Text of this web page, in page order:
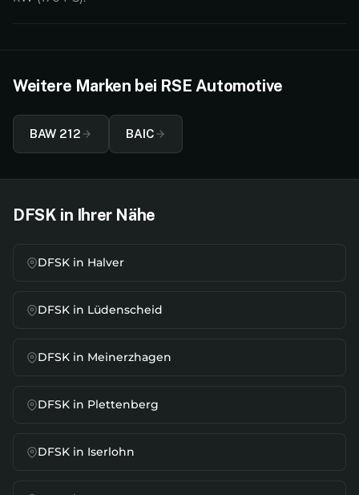
Weitere Marken bei RSE Automotive
BAW 212 BAIC
DFSK in Ihrer Nähe
DFSK in Halver
DFSK in Lüdenscheid
DFSK in Meinerzhagen
DFSK in Plettenberg
DFSK in Iserlohn